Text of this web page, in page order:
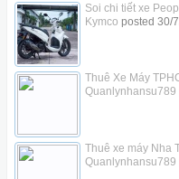
Soi chi tiết xe
Kymco posted 30/
Thuê Xe Máy
Quanlynhansu789
Thuê xe máy Nha
Quanlynhansu789